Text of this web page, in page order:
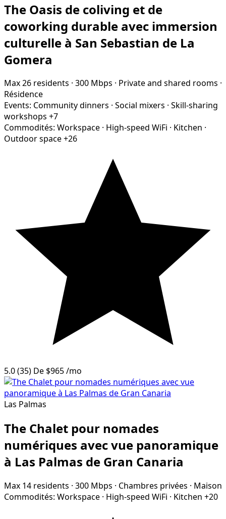
The Oasis de coliving et de
coworking durable avec immersion
culturelle à San Sebastian de La
Gomera
Max 26 residents · 300 Mbps · Private and shared rooms ·
Résidence
Events: Community dinners · Social mixers · Skill-sharing
workshops +7
Commodités: Workspace · High-speed WiFi · Kitchen ·
Outdoor space+26
5.0(35) De $965/mo
Las Palmas
The Chalet pour nomades
numériques avec vue panoramique
à Las Palmas de Gran Canaria
Max 14 residents · 300 Mbps · Chambres privées · Maison
Commodités: Workspace · High-speed WiFi · Kitchen +20